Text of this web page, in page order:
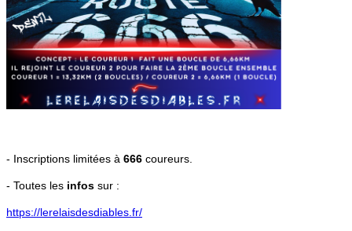
- Inscriptions limitées à 666 coureurs.
- Toutes les infos sur :
https://lerelaisdesdiables.fr/